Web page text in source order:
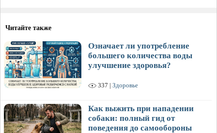
Читайте также
Означает ли употребление
большего количества воды
улучшение здоровья?
337 | Здоровье
Как выжить при нападении
собаки: полный гид от
поведения до самообороны